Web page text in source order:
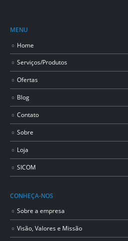
MENU
Home
Serviços/Produtos
Ofertas
Blog
Contato
Sobre
Loja
SICOM
CONHEÇA-NOS
Sobre a empresa
Visão, Valores e Missão